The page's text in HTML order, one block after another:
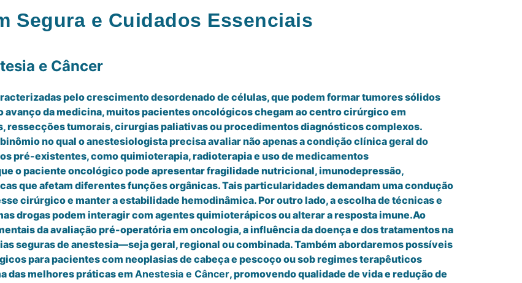
Segura e Cuidados Essenciais
e Câncer
pelo crescimento desordenado de células, que podem formar tumores sólidos
avanço da medicina, muitos pacientes oncológicos chegam ao centro cirúrgico em
ressecções tumorais, cirurgias paliativas ou procedimentos diagnósticos complexos.
no qual o anestesiologista precisa avaliar não apenas a condição clínica geral do
pré-existentes, como quimioterapia, radioterapia e uso de medicamentos
o paciente oncológico pode apresentar fragilidade nutricional, imunodepressão,
que afetam diferentes funções orgânicas. Tais particularidades demandam uma condução
cirúrgico e manter a estabilidade hemodinâmica. Por outro lado, a escolha de técnicas e
drogas podem interagir com agentes quimioterápicos ou alterar a resposta imune.Ao
da avaliação pré-operatória em oncologia, a influência da doença e dos tratamentos na
seguras de anestesia—seja geral, regional ou combinada. Também abordaremos possíveis
para pacientes com neoplasias de cabeça e pescoço ou sob regimes terapêuticos
das melhores práticas em Anestesia e Câncer, promovendo qualidade de vida e redução de